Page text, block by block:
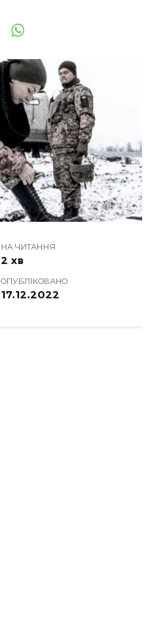
НА ЧИТАННЯ
2 хв
ОПУБЛІКОВАНО
17.12.2022